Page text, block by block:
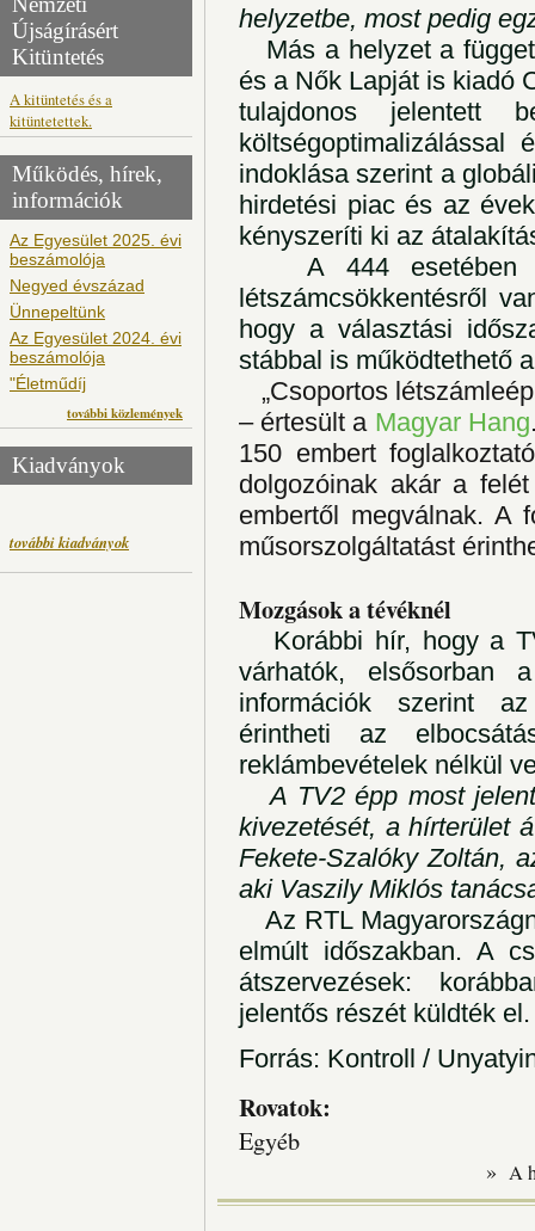
Újságírásért
Kitüntetés
A kitüntetés és a
kitüntetettek.
Működés, hírek,
információk
Az Egyesület 2025. évi
beszámolója
Negyed évszázad
Ünnepeltünk
Az Egyesület 2024. évi
beszámolója
"Életműdíj
további közlemények
Kiadványok
további kiadványok
helyzetbe, most pedig
Más a helyzet a
és a Nők Lapját is kiadó
tulajdonos jelentett
költségoptimalizálással
indoklása szerint a
hirdetési piac és az
kényszeríti ki az
A 444 esetében
létszámcsökkentésről
hogy a választási
stábbal is működtethető
„Csoportos
– értesült a Magyar Hang
150 embert
dolgozóinak akár a
embertől megválnak. A
műsorszolgáltatást
Mozgások a tévéknél
Korábbi hír, hogy a
várhatók, elsősorban
információk szerint
érintheti az
reklámbevételek nélkül
A TV2 épp most
kivezetését, a hírterület
Fekete-Szalóky Zoltán,
aki Vaszily Miklós
Az RTL
elmúlt időszakban. A
átszervezések:
jelentős részét küldték el.
Forrás: Kontroll /
Rovatok:
Egyéb
» A